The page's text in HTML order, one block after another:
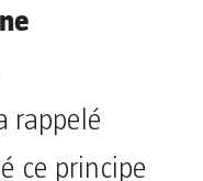
rappelé
ce principe